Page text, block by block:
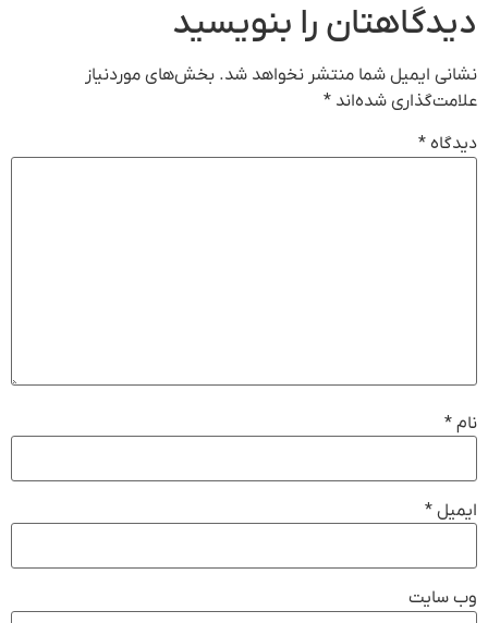
دیدگاهتان را بنویسید
نشانی ایمیل شما منتشر نخواهد شد. بخش‌های موردنیاز
علامت‌گذاری شده‌اند *
دیدگاه *
نام *
ایمیل *
وب‌ سایت